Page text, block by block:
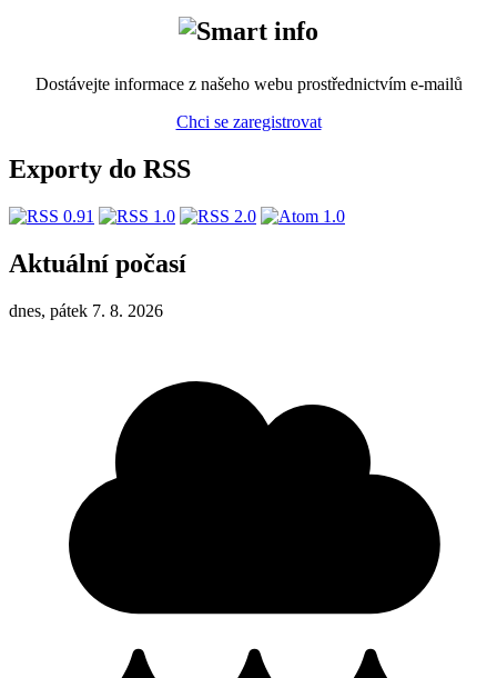
Dostávejte informace z našeho webu prostřednictvím e-mailů
Chci se zaregistrovat
Exporty do RSS
Aktuální počasí
dnes, pátek 7. 8. 2026